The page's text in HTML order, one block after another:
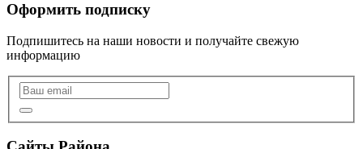
Оформить подписку
Подпишитесь на наши новости и получайте свежую
информацию